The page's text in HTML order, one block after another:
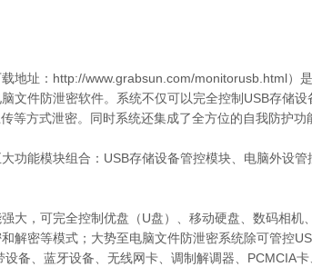
地址：http://www.grabsun.com/monitorusb.html）
文件防泄密软件。系统不仅可以完全控制USB存储
等方式泄密。同时系统还集成了全方位的自我防护
功能模块组合：USB存储设备管控模块、电脑外设
大，可完全控制优盘（U盘）、移动硬盘、数码相机
解密等模式；大势至电脑文件防泄密系统除可管控
备、蓝牙设备、无线网卡、调制解调器、PCMCIA